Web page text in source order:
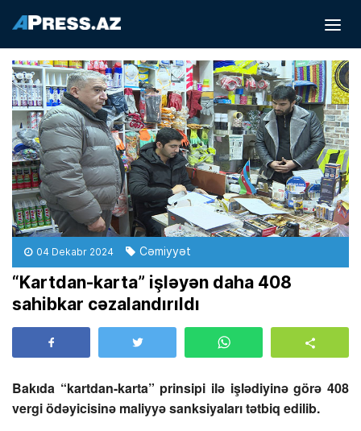
04 Dekabr 2024 Cəmiyyət
“Kartdan-karta” işləyən daha 408
sahibkar cəzalandırıldı
Bakıda “kartdan-karta” prinsipi ilə işlədiyinə görə 408
vergi ödəyicisinə maliyyə sanksiyaları tətbiq edilib.